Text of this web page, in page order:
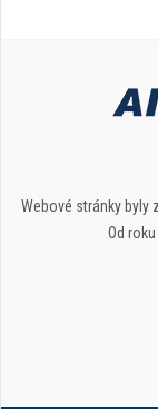
Webové stránky byly
Od